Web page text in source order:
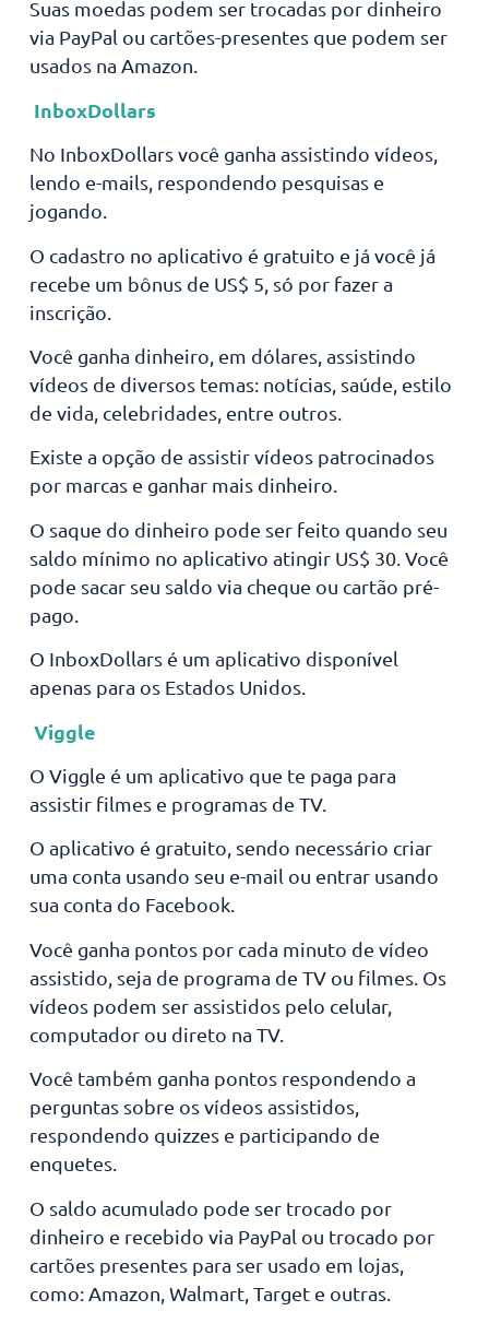
Suas moedas podem ser trocadas por dinheiro
via PayPal ou cartões-presentes que podem ser
usados na Amazon.
InboxDollars
No InboxDollars você ganha assistindo vídeos,
lendo e-mails, respondendo pesquisas e
jogando.
O cadastro no aplicativo é gratuito e já você já
recebe um bônus de US$ 5, só por fazer a
inscrição.
Você ganha dinheiro, em dólares, assistindo
vídeos de diversos temas: notícias, saúde, estilo
de vida, celebridades, entre outros.
Existe a opção de assistir vídeos patrocinados
por marcas e ganhar mais dinheiro.
O saque do dinheiro pode ser feito quando seu
saldo mínimo no aplicativo atingir US$ 30. Você
pode sacar seu saldo via cheque ou cartão pré-
pago.
O InboxDollars é um aplicativo disponível
apenas para os Estados Unidos.
Viggle
O Viggle é um aplicativo que te paga para
assistir filmes e programas de TV.
O aplicativo é gratuito, sendo necessário criar
uma conta usando seu e-mail ou entrar usando
sua conta do Facebook.
Você ganha pontos por cada minuto de vídeo
assistido, seja de programa de TV ou filmes. Os
vídeos podem ser assistidos pelo celular,
computador ou direto na TV.
Você também ganha pontos respondendo a
perguntas sobre os vídeos assistidos,
respondendo quizzes e participando de
enquetes.
O saldo acumulado pode ser trocado por
dinheiro e recebido via PayPal ou trocado por
cartões presentes para ser usado em lojas,
como: Amazon, Walmart, Target e outras.